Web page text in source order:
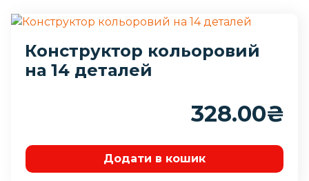
Конструктор кольоровий
на 14 деталей
328.00₴
Додати в кошик